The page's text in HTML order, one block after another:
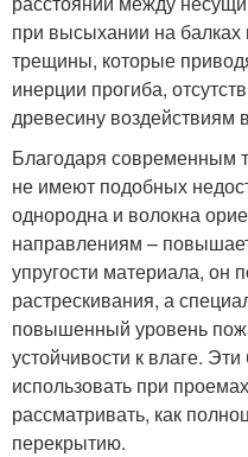
при высыхании на
трещины, которые
инерции прогиба,
древесину воздействиям
Благодаря современным
не имеют подобных
однородна и волокна
направлениям –
упругости материала, он
растрескивания, а
повышенный уровень
устойчивости к влаге.
использовать при
рассматривать, как
перекрытию.